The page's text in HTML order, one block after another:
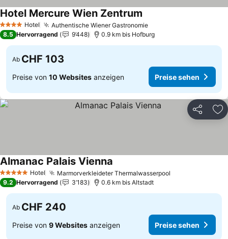
4 Sterne Hotel Authentische Wiener Gastronomie
Hotel Mercure Wien Zentrum
8.5 Hervorragend 9’448 0.9 km bis Hofburg
Ab CHF 103
Preise von 10 Websites anzeigen Preise sehen
Teilen
5 Sterne Hotel Marmorverkleideter Thermalwasserpool
Almanac Palais Vienna
9.2 Hervorragend 3’183 0.6 km bis Altstadt
Ab CHF 240
Preise von 9 Websites anzeigen Preise sehen